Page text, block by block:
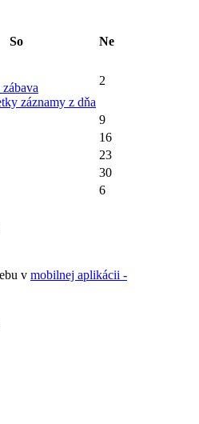
So Ne
záznamy z dňa
2
9
16
23
30
6
v mobilnej aplikácii -